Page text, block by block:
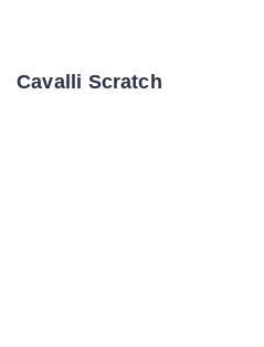
Cavalli Scratch